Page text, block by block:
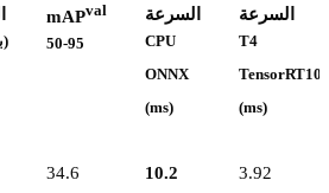
(بكسل)
mAPval
50-95
السرعة
CPU
ONNX
(ms)
السرعة
T4
TensorRT10
(ms)
34.6 10.2 3.92